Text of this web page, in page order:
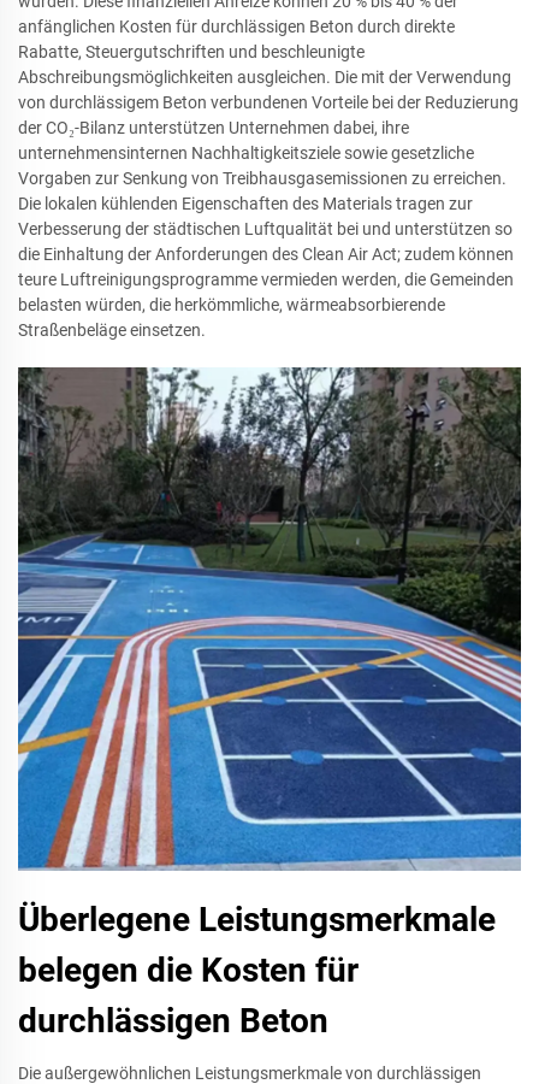
anfänglichen Kosten für durchlässigen Beton durch direkte
Rabatte, Steuergutschriften und beschleunigte
Abschreibungsmöglichkeiten ausgleichen. Die mit der Verwendung
von durchlässigem Beton verbundenen Vorteile bei der Reduzierung
der CO₂-Bilanz unterstützen Unternehmen dabei, ihre
unternehmensinternen Nachhaltigkeitsziele sowie gesetzliche
Vorgaben zur Senkung von Treibhausgasemissionen zu erreichen.
Die lokalen kühlenden Eigenschaften des Materials tragen zur
Verbesserung der städtischen Luftqualität bei und unterstützen so
die Einhaltung der Anforderungen des Clean Air Act; zudem können
teure Luftreinigungsprogramme vermieden werden, die Gemeinden
belasten würden, die herkömmliche, wärmeabsorbierende
Straßenbeläge einsetzen.
Überlegene Leistungsmerkmale
belegen die Kosten für
durchlässigen Beton
Die außergewöhnlichen Leistungsmerkmale von durchlässigen